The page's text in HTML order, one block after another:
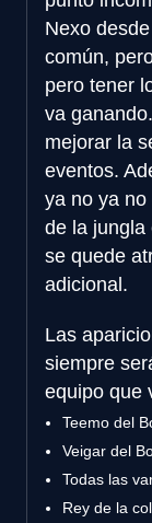
Nexo
común,
pero tener
va
mejorar la
eventos.
ya no ya
de la jungla
se quede
adicional.
Las
siempre
equipo que
Teemo del
Veigar del
Todas las
Rey de la